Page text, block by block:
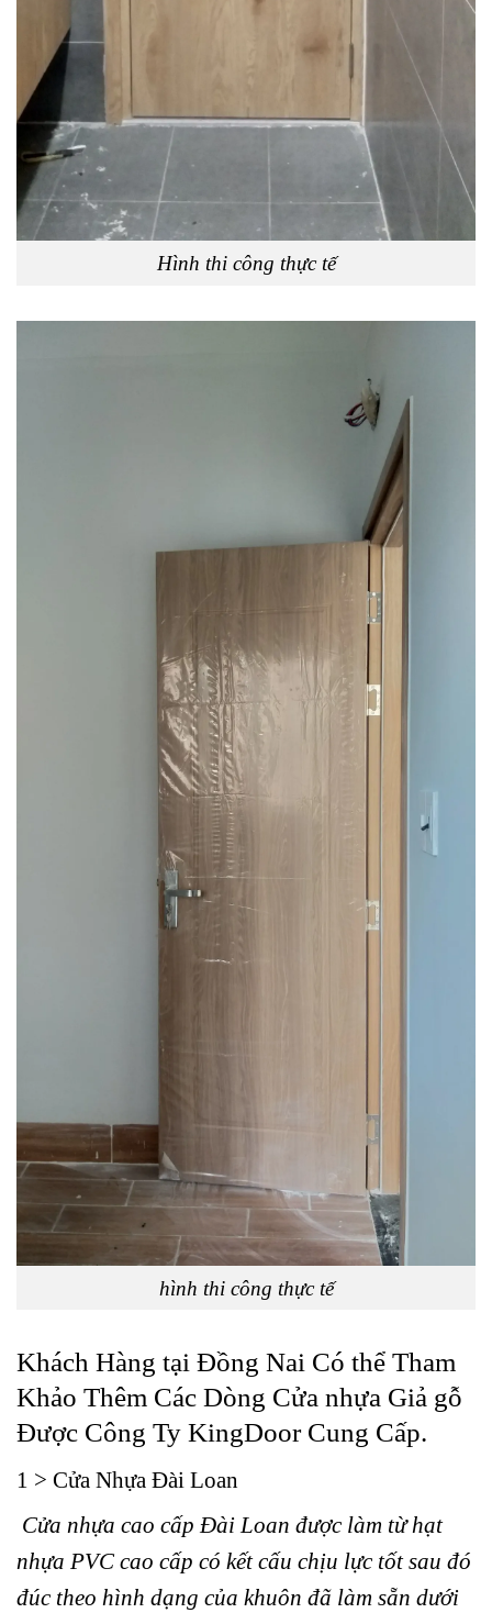
Hình thi công thực tế
hình thi công thực tế
Khách Hàng tại Đồng Nai Có thể Tham
Khảo Thêm Các Dòng Cửa nhựa Giả gỗ
Được Công Ty KingDoor Cung Cấp.
1 > Cửa Nhựa Đài Loan
Cửa nhựa cao cấp Đài Loan được làm từ hạt
nhựa PVC cao cấp có kết cấu chịu lực tốt sau đó
đúc theo hình dạng của khuôn đã làm sẵn dưới